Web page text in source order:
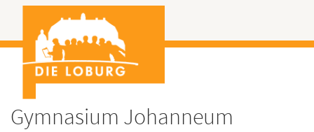
Gymnasium Johanneum